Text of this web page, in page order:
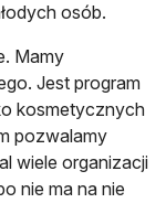
osób.
Mamy
Jest program
kosmetycznych
pozwalamy
wiele organizacji
nie ma na nie